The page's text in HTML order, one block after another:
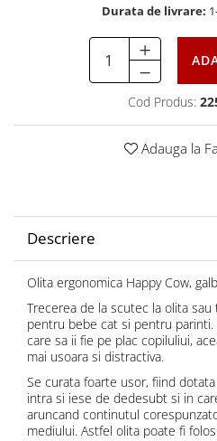
Durata de livrare:
Cod Produs:
Adauga la
Descriere
Olita ergonomica Happy Cow,
Trecerea de la scutec la olita
pentru bebe cat si pentru parinti.
care sa ii fie pe plac copiluliui,
mai usoara si distractiva.
Se curata foarte usor, fiind
intra si iese de dedesubt si in
aruncand continutul
mediului. Astfel olita poate fi